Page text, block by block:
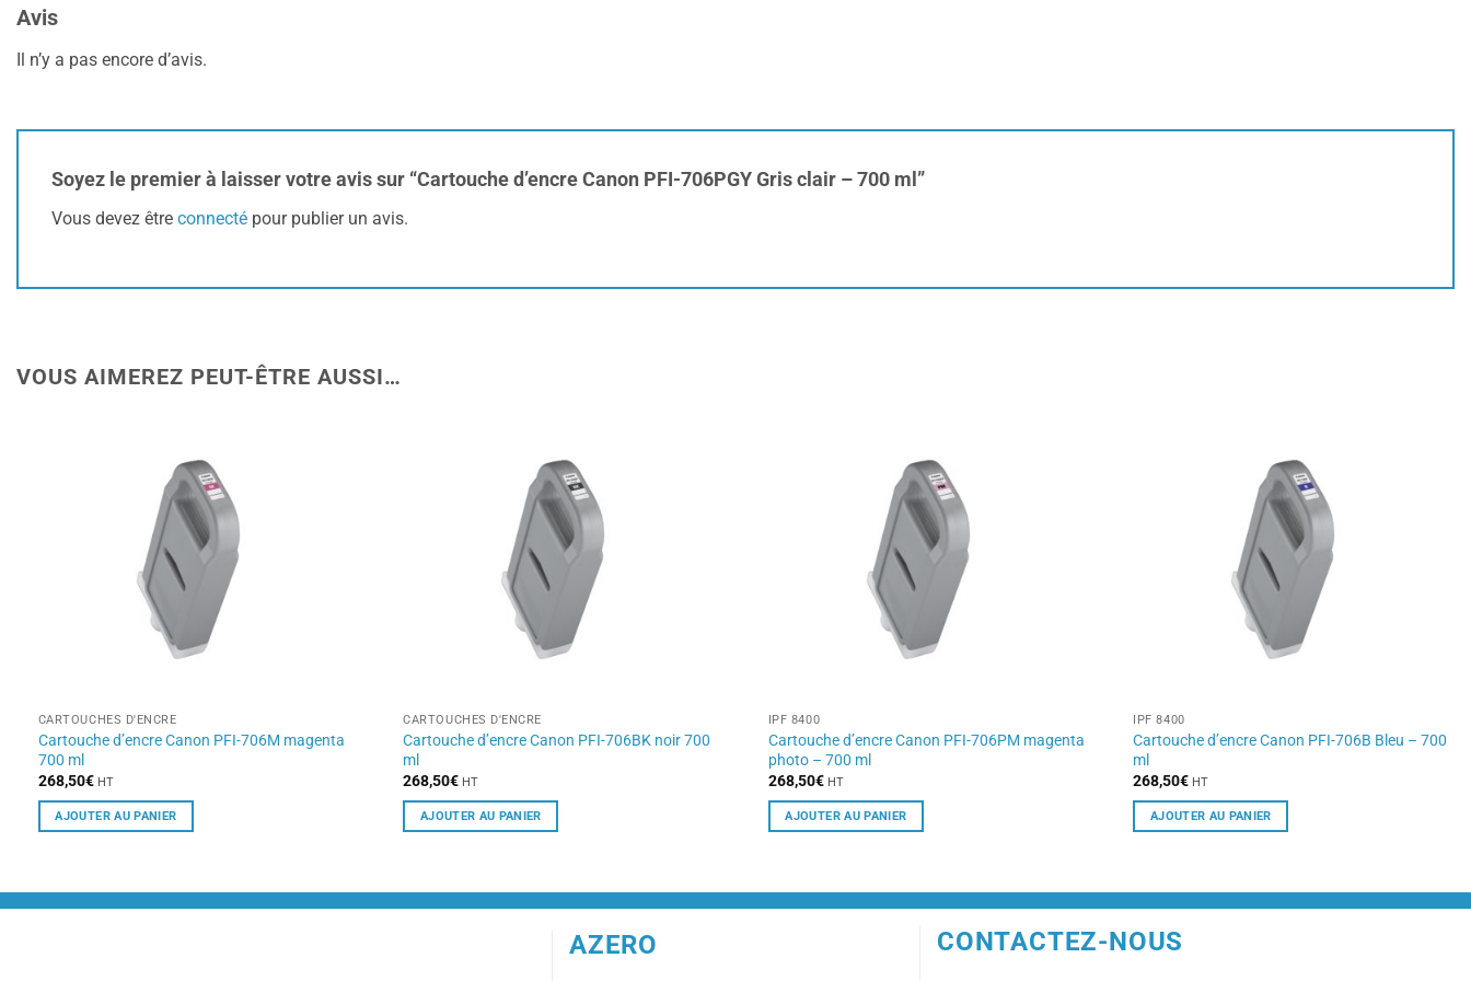
Avis
Il n’y a pas encore d’avis.
Soyez le premier à laisser votre avis sur “Cartouche d’encre Canon PFI-706PGY Gris clair – 700 ml”
Vous devez être connecté pour publier un avis.
VOUS AIMEREZ PEUT-ÊTRE AUSSI…
CARTOUCHES D'ENCRE
Cartouche d’encre Canon PFI-706M magenta
700 ml
268,50€ HT
AJOUTER AU PANIER
CARTOUCHES D'ENCRE
Cartouche d’encre Canon PFI-706BK noir 700
ml
268,50€ HT
AJOUTER AU PANIER
IPF 8400
Cartouche d’encre Canon PFI-706PM magenta
photo – 700 ml
268,50€ HT
AJOUTER AU PANIER
IPF 8400
Cartouche d’encre Canon PFI-706B Bleu – 700
ml
268,50€ HT
AJOUTER AU PANIER
AZERO CONTACTEZ-NOUS